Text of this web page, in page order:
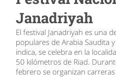
Janadriyah
El festival Janadriyah es una
populares de Arabia Saudita
indica, se celebra en la
50 kilómetros de Riad.
febrero se organizan